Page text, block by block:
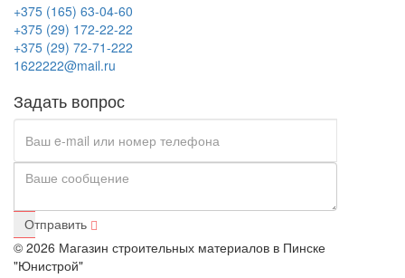
+375 (165) 63-04-60
+375 (29) 172-22-22
+375 (29) 72-71-222
1622222@mail.ru
Задать вопрос
Отправить
© 2026 Магазин строительных материалов в Пинске
"Юнистрой"